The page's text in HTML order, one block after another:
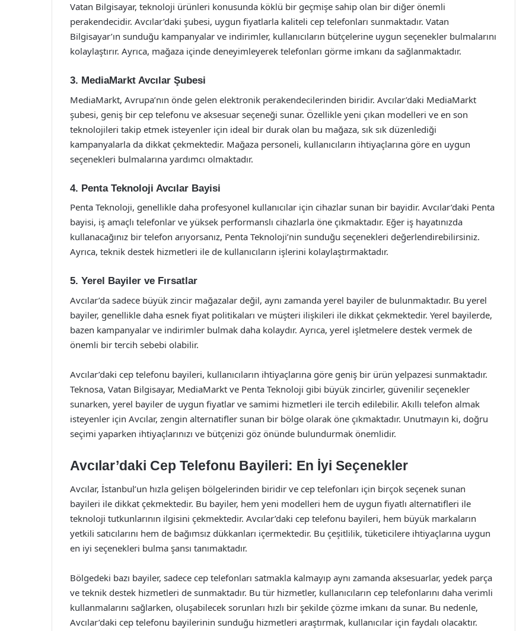
Vatan Bilgisayar, teknoloji ürünleri konusunda köklü bir geçmişe sahip olan bir diğer önemli
perakendecidir. Avcılar’daki şubesi, uygun fiyatlarla kaliteli cep telefonları sunmaktadır. Vatan
Bilgisayar’ın sunduğu kampanyalar ve indirimler, kullanıcıların bütçelerine uygun seçenekler bulmalarını
kolaylaştırır. Ayrıca, mağaza içinde deneyimleyerek telefonları görme imkanı da sağlanmaktadır.
3. MediaMarkt Avcılar Şubesi
MediaMarkt, Avrupa’nın önde gelen elektronik perakendecilerinden biridir. Avcılar’daki MediaMarkt
şubesi, geniş bir cep telefonu ve aksesuar seçeneği sunar. Özellikle yeni çıkan modelleri ve en son
teknolojileri takip etmek isteyenler için ideal bir durak olan bu mağaza, sık sık düzenlediği
kampanyalarla da dikkat çekmektedir. Mağaza personeli, kullanıcıların ihtiyaçlarına göre en uygun
seçenekleri bulmalarına yardımcı olmaktadır.
4. Penta Teknoloji Avcılar Bayisi
Penta Teknoloji, genellikle daha profesyonel kullanıcılar için cihazlar sunan bir bayidir. Avcılar’daki Penta
bayisi, iş amaçlı telefonlar ve yüksek performanslı cihazlarla öne çıkmaktadır. Eğer iş hayatınızda
kullanacağınız bir telefon arıyorsanız, Penta Teknoloji’nin sunduğu seçenekleri değerlendirebilirsiniz.
Ayrıca, teknik destek hizmetleri ile de kullanıcıların işlerini kolaylaştırmaktadır.
5. Yerel Bayiler ve Fırsatlar
Avcılar’da sadece büyük zincir mağazalar değil, aynı zamanda yerel bayiler de bulunmaktadır. Bu yerel
bayiler, genellikle daha esnek fiyat politikaları ve müşteri ilişkileri ile dikkat çekmektedir. Yerel bayilerde,
bazen kampanyalar ve indirimler bulmak daha kolaydır. Ayrıca, yerel işletmelere destek vermek de
önemli bir tercih sebebi olabilir.
Avcılar’daki cep telefonu bayileri, kullanıcıların ihtiyaçlarına göre geniş bir ürün yelpazesi sunmaktadır.
Teknosa, Vatan Bilgisayar, MediaMarkt ve Penta Teknoloji gibi büyük zincirler, güvenilir seçenekler
sunarken, yerel bayiler de uygun fiyatlar ve samimi hizmetleri ile tercih edilebilir. Akıllı telefon almak
isteyenler için Avcılar, zengin alternatifler sunan bir bölge olarak öne çıkmaktadır. Unutmayın ki, doğru
seçimi yaparken ihtiyaçlarınızı ve bütçenizi göz önünde bulundurmak önemlidir.
Avcılar’daki Cep Telefonu Bayileri: En İyi Seçenekler
Avcılar, İstanbul’un hızla gelişen bölgelerinden biridir ve cep telefonları için birçok seçenek sunan
bayileri ile dikkat çekmektedir. Bu bayiler, hem yeni modelleri hem de uygun fiyatlı alternatifleri ile
teknoloji tutkunlarının ilgisini çekmektedir. Avcılar’daki cep telefonu bayileri, hem büyük markaların
yetkili satıcılarını hem de bağımsız dükkanları içermektedir. Bu çeşitlilik, tüketicilere ihtiyaçlarına uygun
en iyi seçenekleri bulma şansı tanımaktadır.
Bölgedeki bazı bayiler, sadece cep telefonları satmakla kalmayıp aynı zamanda aksesuarlar, yedek parça
ve teknik destek hizmetleri de sunmaktadır. Bu tür hizmetler, kullanıcıların cep telefonlarını daha verimli
kullanmalarını sağlarken, oluşabilecek sorunları hızlı bir şekilde çözme imkanı da sunar. Bu nedenle,
Avcılar’daki cep telefonu bayilerinin sunduğu hizmetleri araştırmak, kullanıcılar için faydalı olacaktır.